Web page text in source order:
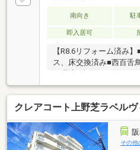
南向き 駐
即入居可
【R8.6リフォーム済み
ス、床交換済み■西百舌
クレアコート上野芝ラベル
その他